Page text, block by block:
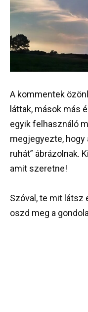
A kommentek
láttak, mások más
egyik felhasználó
megjegyezte, hogy
ruhát” ábrázolnak.
amit szeretne!
Szóval, te mit látsz
oszd meg a